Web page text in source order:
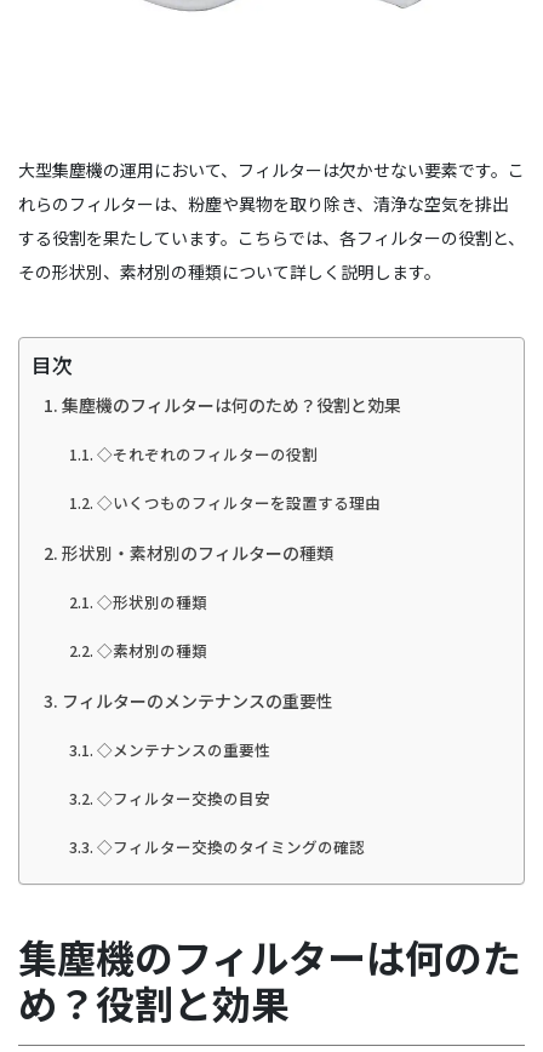
大型集塵機の運用において、フィルターは欠かせない要素です。こ
れらのフィルターは、粉塵や異物を取り除き、清浄な空気を排出
する役割を果たしています。こちらでは、各フィルターの役割と、
その形状別、素材別の種類について詳しく説明します。
目次
集塵機のフィルターは何のため？役割と効果
◇それぞれのフィルターの役割
◇いくつものフィルターを設置する理由
形状別・素材別のフィルターの種類
◇形状別の種類
◇素材別の種類
フィルターのメンテナンスの重要性
◇メンテナンスの重要性
◇フィルター交換の目安
◇フィルター交換のタイミングの確認
集塵機のフィルターは何のた
め？役割と効果